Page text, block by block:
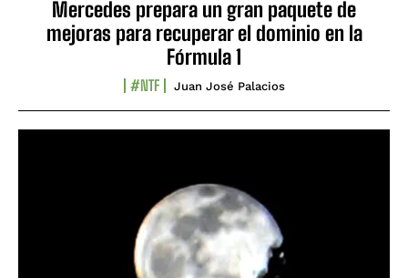
Mercedes prepara un gran paquete de
mejoras para recuperar el dominio en la
Fórmula 1
#NTF Juan José Palacios